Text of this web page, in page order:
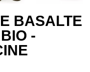
BASALTE
-